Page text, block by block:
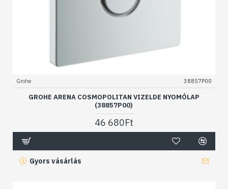
Grohe 38857P00
GROHE ARENA COSMOPOLITAN VIZELDE NYOMÓLAP
(38857P00)
46 680Ft
Gyors vásárlás